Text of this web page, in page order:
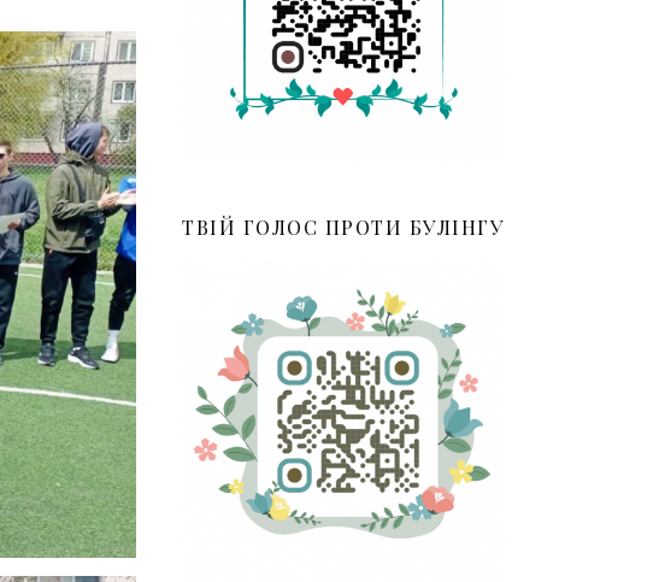
ТВІЙ ГОЛОС ПРОТИ БУЛІНГУ